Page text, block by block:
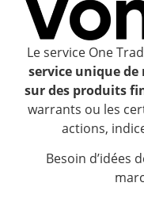
Le service One
service unique
sur des produits
warrants ou les
actions,
Besoin d’idées